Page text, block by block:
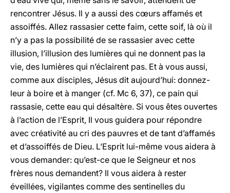
rencontrer Jésus. Il y a aussi des cœurs affamés et
assoiffés. Allez rassasier cette faim, cette soif, là où il
n’y a pas la possibilité de se rassasier avec cette
illusion, l’illusion des lumières qui ne donnent pas la
vie, des lumières qui n’éclairent pas. Et à vous aussi,
comme aux disciples, Jésus dit aujourd’hui: donnez-
leur à boire et à manger (cf. Mc 6, 37), ce pain qui
rassasie, cette eau qui désaltère. Si vous êtes ouvertes
à l’action de l’Esprit, Il vous guidera pour répondre
avec créativité au cri des pauvres et de tant d’affamés
et d’assoiffés de Dieu. L’Esprit lui-même vous aidera à
vous demander: qu’est-ce que le Seigneur et nos
frères nous demandent? Il vous aidera à rester
éveillées, vigilantes comme des sentinelles du